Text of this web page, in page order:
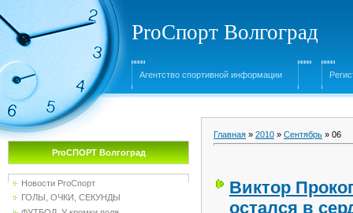
ProСпорт Волгоград
Агентство спортивной информации
ProСПОРТ Волгоград
Новости ProСпорт
ГОЛЫ, ОЧКИ, СЕКУНДЫ
Главная » 2010 » Сентябрь » 06
Виктор
остался в